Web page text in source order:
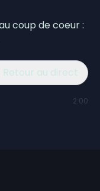
coup de coeur :
Retour au direct
2:00